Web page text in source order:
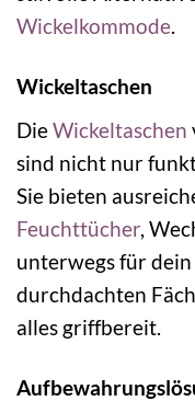
Wickelkommode.
Wickeltaschen
DieWickeltaschen
sind nicht nur
Sie bieten
Feuchttücher,
unterwegs für
durchdachten
alles griffbereit.